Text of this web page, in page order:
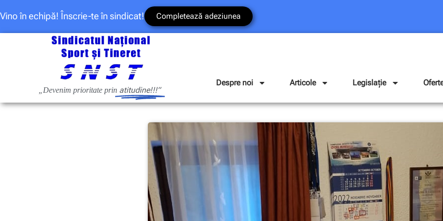
Vino în echipă! Înscrie-te în sindicat! Completează adeziunea
„Devenim prioritate prin atitudine!!!”
Despre noi Articole Legislație